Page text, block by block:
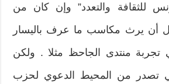
للثقافة والتعدد” وإن كان من
أن يرث مكاسب ما عرف باليسار
تجربة منتدى الجاحظ مثلا . ولكن
تصدر من المحيط الدعوي لحزب